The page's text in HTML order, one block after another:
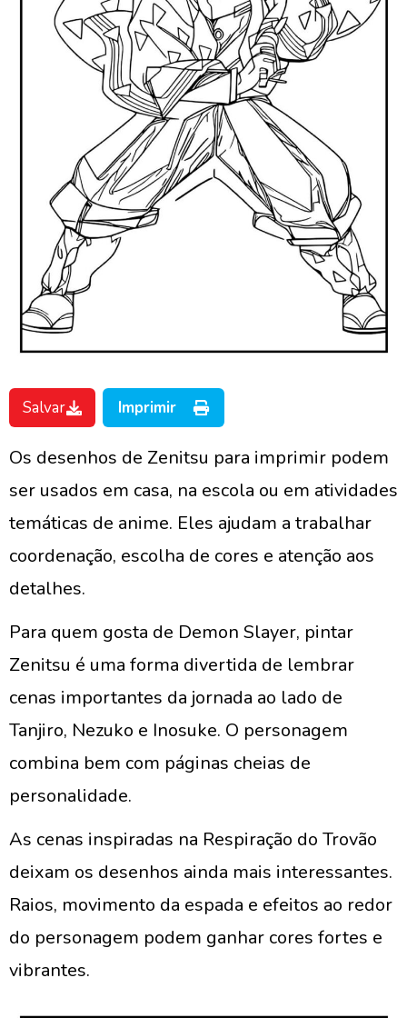
Salvar Imprimir
Os desenhos de Zenitsu para imprimir podem
ser usados em casa, na escola ou em atividades
temáticas de anime. Eles ajudam a trabalhar
coordenação, escolha de cores e atenção aos
detalhes.
Para quem gosta de Demon Slayer, pintar
Zenitsu é uma forma divertida de lembrar
cenas importantes da jornada ao lado de
Tanjiro, Nezuko e Inosuke. O personagem
combina bem com páginas cheias de
personalidade.
As cenas inspiradas na Respiração do Trovão
deixam os desenhos ainda mais interessantes.
Raios, movimento da espada e efeitos ao redor
do personagem podem ganhar cores fortes e
vibrantes.